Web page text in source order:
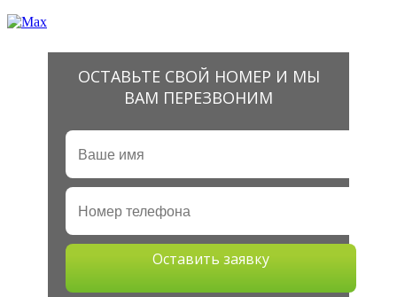
ОСТАВЬТЕ СВОЙ НОМЕР И МЫ
ВАМ ПЕРЕЗВОНИМ
Оставить заявку